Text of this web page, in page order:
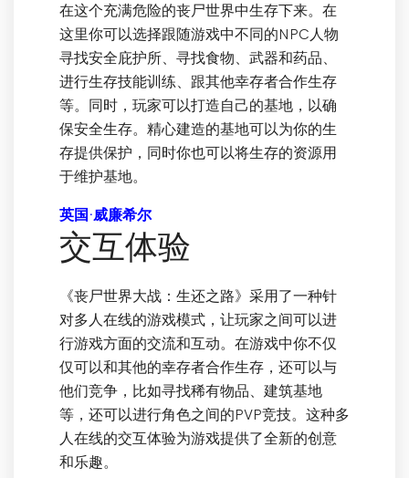
在这个充满危险的丧尸世界中生存下来。在
这里你可以选择跟随游戏中不同的NPC人物
寻找安全庇护所、寻找食物、武器和药品、
进行生存技能训练、跟其他幸存者合作生存
等。同时，玩家可以打造自己的基地，以确
保安全生存。精心建造的基地可以为你的生
存提供保护，同时你也可以将生存的资源用
于维护基地。
英国·威廉希尔
交互体验
《丧尸世界大战：生还之路》采用了一种针
对多人在线的游戏模式，让玩家之间可以进
行游戏方面的交流和互动。在游戏中你不仅
仅可以和其他的幸存者合作生存，还可以与
他们竞争，比如寻找稀有物品、建筑基地
等，还可以进行角色之间的PVP竞技。这种多
人在线的交互体验为游戏提供了全新的创意
和乐趣。